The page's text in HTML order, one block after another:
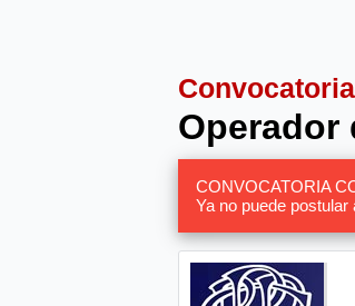
Operador
CONVOCATORIA
Ya no puede postular